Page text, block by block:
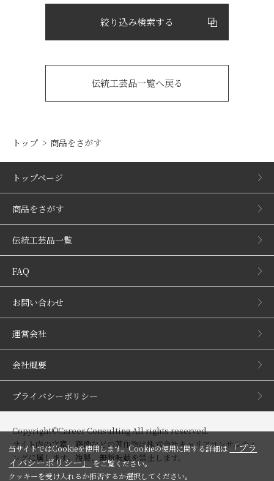
絞り込み検索する
伝統工芸品一覧へ戻る
トップ 商品をさがす
トップページ
商品をさがす
伝統工芸品一覧
FAQ
お問い合わせ
運営会社
会社概要
プライバシーポリシー
Copyright©Career Consulting All rights reserved.
サイト内の文章、画像などの著作物は株式会社キャリアコンサルティ
ングに属します。複製、無断転載を禁止します。
当サイトではCookieを使用します。Cookieの使用に関する詳細は「プラ
イバシーポリシー」をご覧ください。
クッキーを受け入れるか拒否するか選択してください。